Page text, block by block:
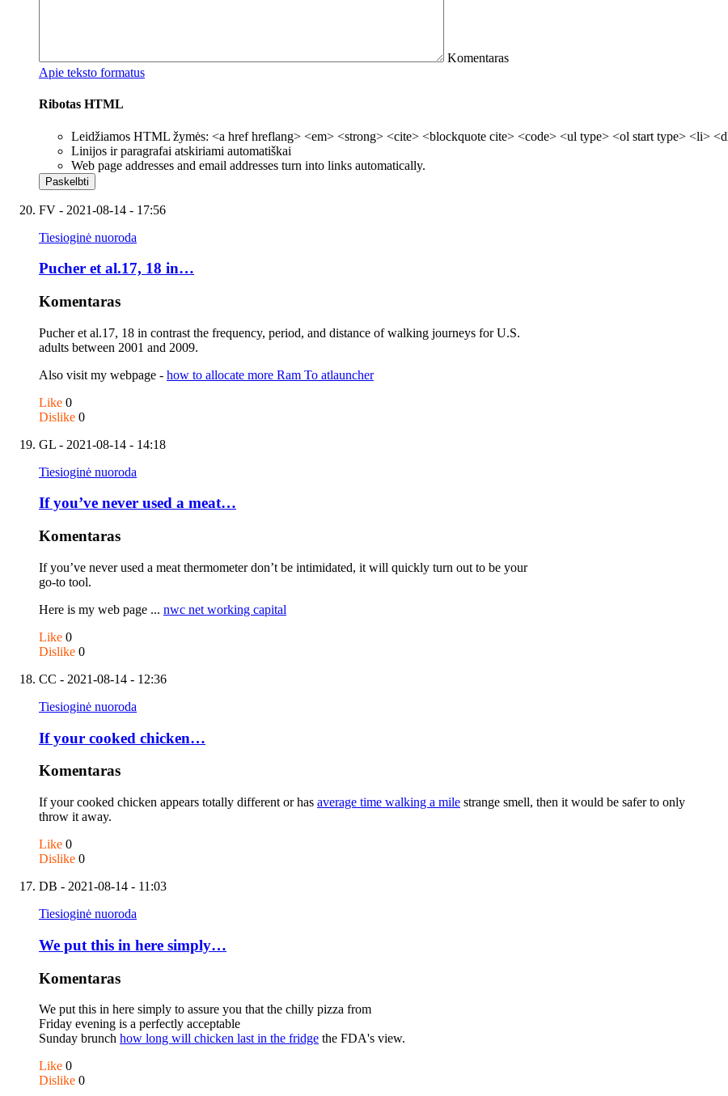
Komentaras
Apie teksto formatus
Ribotas HTML
Leidžiamos HTML žymės: <a href hreflang> <em> <strong> <cite> <blockquote cite> <code> <ul type> <ol start type> <li>
Linijos ir paragrafai atskiriami automatiškai
Web page addresses and email addresses turn into links automatically.
FV - 2021-08-14 - 17:56
Tiesioginė nuoroda
Pucher et al.17, 18 in…
Komentaras
Pucher et al.17, 18 in contrast the frequency, period, and distance of walking journeys for U.S.
adults between 2001 and 2009.
Also visit my webpage - how to allocate more Ram To atlauncher
Like 0
Dislike 0
GL - 2021-08-14 - 14:18
Tiesioginė nuoroda
If you’ve never used a meat…
Komentaras
If you’ve never used a meat thermometer don’t be intimidated, it will quickly turn out to be your
go-to tool.
Here is my web page ... nwc net working capital
Like 0
Dislike 0
CC - 2021-08-14 - 12:36
Tiesioginė nuoroda
If your cooked chicken…
Komentaras
If your cooked chicken appears totally different or has average time walking a mile strange smell, then it would be safer to only
throw it away.
Like 0
Dislike 0
DB - 2021-08-14 - 11:03
Tiesioginė nuoroda
We put this in here simply…
Komentaras
We put this in here simply to assure you that the chilly pizza from
Friday evening is a perfectly acceptable
Sunday brunch how long will chicken last in the fridge the FDA's view.
Like 0
Dislike 0